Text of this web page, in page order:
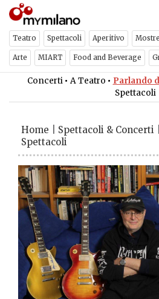
Teatro Spettacoli Aperitivo Mostre
Arte MIART Food and Beverage
Concerti • A Teatro • Parlando
Spettacoli
Home Spettacoli & Concerti
Spettacoli